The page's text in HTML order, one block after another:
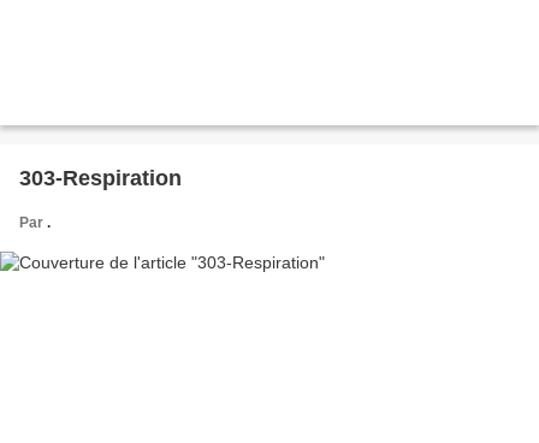
303-Respiration
Par .